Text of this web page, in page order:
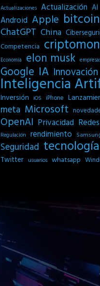
Actualizaciones Actualización AI
Android Apple bitcoin
ChatGPT China
Competencia
Economia elon musk
Google IA Innovación
Inteligencia
Inversión iOS iPhone
meta Microsoft
OpenAI Privacidad
Regulación rendimiento
Seguridad tecnología
Twitter usuarios whatsapp